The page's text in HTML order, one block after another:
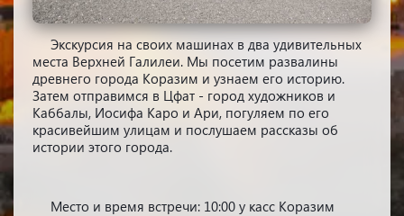
Экскурсия на своих машинах в два удивительных
места Верхней Галилеи. Мы посетим развалины
древнего города Коразим и узнаем его историю.
Затем отправимся в Цфат - город художников и
Каббалы, Иосифа Каро и Ари, погуляем по его
красивейшим улицам и послушаем рассказы об
истории этого города.
Место и время встречи: 10:00 у касс Коразим